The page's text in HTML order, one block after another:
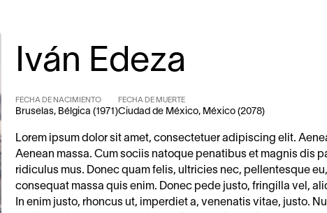
Iván Edeza
FECHA DE NACIMIENTO
Bruselas, Bélgica (1971)
FECHA DE MUERTE
Ciudad de México, México (2078)
Lorem ipsum dolor sit amet, consectetuer adipiscing elit.
Aenean massa. Cum sociis natoque penatibus et magnis dis
ridiculus mus. Donec quam felis, ultricies nec, pellentesque
consequat massa quis enim. Donec pede justo, fringilla vel,
In enim justo, rhoncus ut, imperdiet a, venenatis vitae, justo.